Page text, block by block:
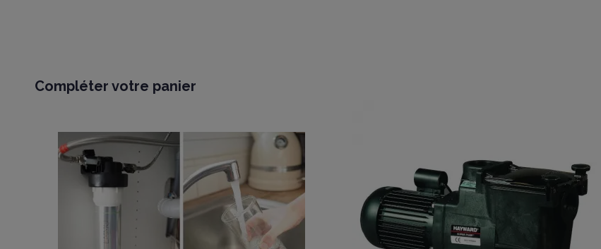
Compléter votre panier